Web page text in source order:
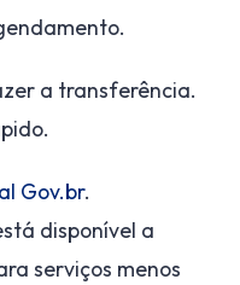
a transferência.
Gov.br.
disponível a
serviços menos